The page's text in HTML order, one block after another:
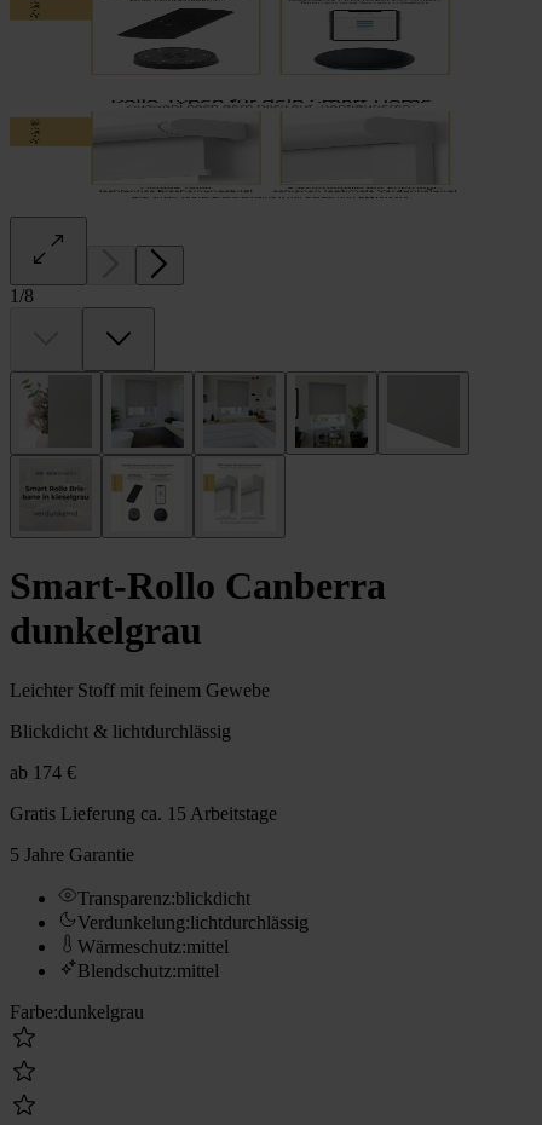
1/8
Smart-Rollo Canberra
dunkelgrau
Leichter Stoff mit feinem Gewebe
Blickdicht & lichtdurchlässig
ab 174 €
Gratis Lieferung ca. 15 Arbeitstage
5 Jahre Garantie
Transparenz:blickdicht
Verdunkelung:lichtdurchlässig
Wärmeschutz:mittel
Blendschutz:mittel
Farbe:dunkelgrau